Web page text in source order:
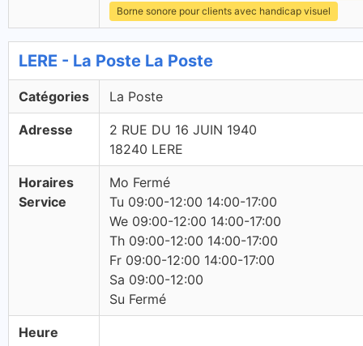
Borne sonore pour clients avec handicap visuel
LERE - La Poste La Poste
Catégories La Poste
Adresse
2 RUE DU 16 JUIN 1940
18240 LERE
Horaires
Service
Mo Fermé
Tu 09:00-12:00 14:00-17:00
We 09:00-12:00 14:00-17:00
Th 09:00-12:00 14:00-17:00
Fr 09:00-12:00 14:00-17:00
Sa 09:00-12:00
Su Fermé
Heure